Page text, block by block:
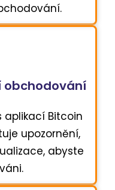
obchodování
aplikací Bitcoin
upozornění,
abyste